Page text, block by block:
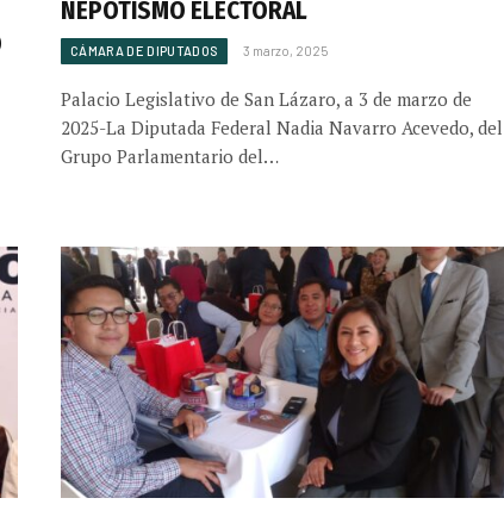
NEPOTISMO ELECTORAL
CÁMARA DE DIPUTADOS 3 marzo, 2025
Palacio Legislativo de San Lázaro, a 3 de marzo de
2025-La Diputada Federal Nadia Navarro Acevedo, del
Grupo Parlamentario del…